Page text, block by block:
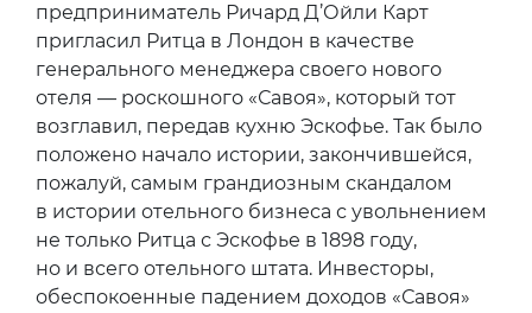
предприниматель Ричард Д’Ойли Карт
пригласил Ритца в Лондон в качестве
генерального менеджера своего нового
отеля — роскошного «Савоя», который тот
возглавил, передав кухню Эскофье. Так было
положено начало истории, закончившейся,
пожалуй, самым грандиозным скандалом
в истории отельного бизнеса с увольнением
не только Ритца с Эскофье в 1898 году,
но и всего отельного штата. Инвесторы,
обеспокоенные падением доходов «Савоя»